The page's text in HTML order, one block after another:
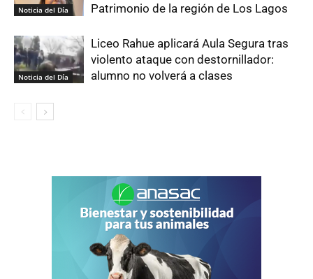
Noticia del Día
Patrimonio de la región de Los Lagos
Noticia del Día
Liceo Rahue aplicará Aula Segura tras
violento ataque con destornillador:
alumno no volverá a clases